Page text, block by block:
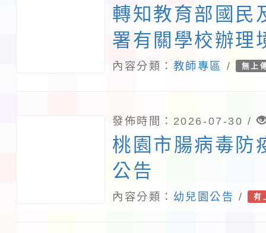
轉知教育部國民
署有關學校辦理
文教學應使用正
內容分類： 教師專區 / 無上
發佈時間：2026-07-30 /
桃園市腸病毒防
公告
內容分類： 幼兒園公告 / 有